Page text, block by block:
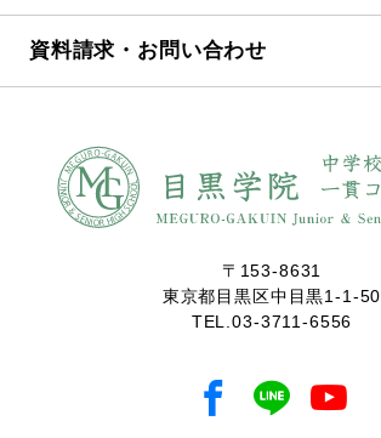
資料請求・お問い合わせ
〒153-8631
東京都目黒区中目黒1-1-50
TEL.03-3711-6556